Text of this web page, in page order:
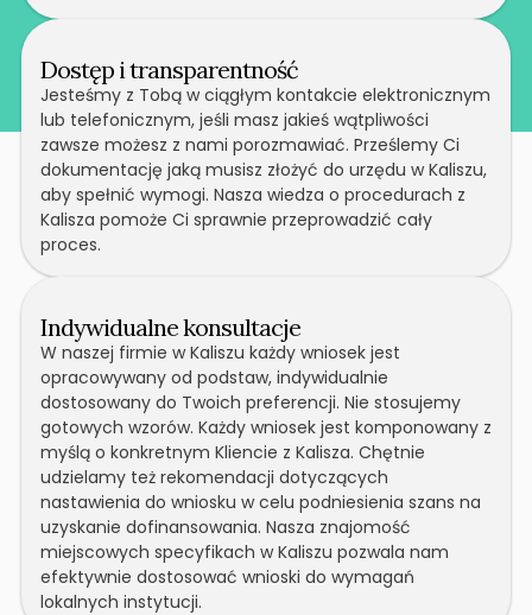
Dostęp i transparentność
Jesteśmy z Tobą w ciągłym kontakcie elektronicznym
lub telefonicznym, jeśli masz jakieś wątpliwości
zawsze możesz z nami porozmawiać. Prześlemy Ci
dokumentację jaką musisz złożyć do urzędu w Kaliszu,
aby spełnić wymogi. Nasza wiedza o procedurach z
Kalisza pomoże Ci sprawnie przeprowadzić cały
proces.
Indywidualne konsultacje
W naszej firmie w Kaliszu każdy wniosek jest
opracowywany od podstaw, indywidualnie
dostosowany do Twoich preferencji. Nie stosujemy
gotowych wzorów. Każdy wniosek jest komponowany z
myślą o konkretnym Kliencie z Kalisza. Chętnie
udzielamy też rekomendacji dotyczących
nastawienia do wniosku w celu podniesienia szans na
uzyskanie dofinansowania. Nasza znajomość
miejscowych specyfikach w Kaliszu pozwala nam
efektywnie dostosować wnioski do wymagań
lokalnych instytucji.